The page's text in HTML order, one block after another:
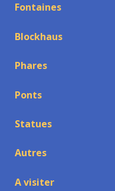
Fontaines
Blockhaus
Phares
Ponts
Statues
Autres
A visiter